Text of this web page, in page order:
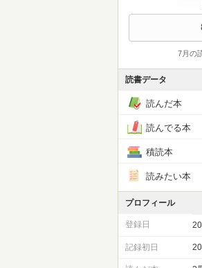
7月の
読書データ
読んだ本
読んでる本
積読本
読みたい本
プロフィール
登録日
記録初日